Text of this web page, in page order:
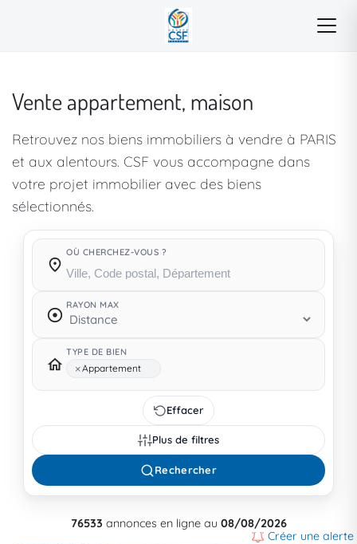
Vente appartement, maison
Retrouvez nos biens immobiliers à vendre à PARIS
et aux alentours. CSF vous accompagne dans
votre projet immobilier avec des biens
sélectionnés.
OÙ CHERCHEZ-VOUS ?
RAYON MAX
TYPE DE BIEN
×Appartement
Effacer
Plus de filtres
Rechercher
76533 annonces en ligne au 08/08/2026
Créer une alerte